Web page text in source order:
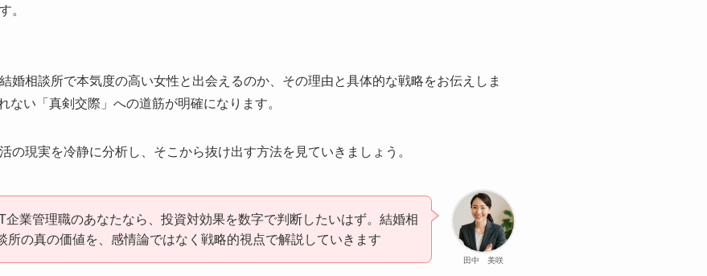
。
婚相談所で本気度の高い女性と出会えるのか、その理由と具体的な戦略をお伝えしま
ない「真剣交際」への道筋が明確になります。
の現実を冷静に分析し、そこから抜け出す方法を見ていきましょう。
田中 美咲
企業管理職のあなたなら、投資対効果を数字で判断したいはず。結婚相
所の真の価値を、感情論ではなく戦略的視点で解説していきます